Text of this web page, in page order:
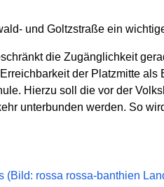
und Goltzstraße ein
die Zugänglichkeit
der Platzmitte
Hierzu soll die vor der
unterbunden werden. So